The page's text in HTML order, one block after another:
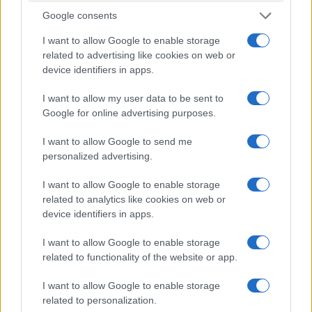
Google consents
I want to allow Google to enable storage
related to advertising like cookies on web or
device identifiers in apps.
I want to allow my user data to be sent to
Google for online advertising purposes.
I want to allow Google to send me
personalized advertising.
I want to allow Google to enable storage
related to analytics like cookies on web or
device identifiers in apps.
I want to allow Google to enable storage
related to functionality of the website or app.
I want to allow Google to enable storage
related to personalization.
Luca Di Donna, avvocato e suo ex collega
implicato in presunte mediazioni e consulenze
d’oro relative alla fornitura di materiale sanitario.
Così come non sarebbe male discutere dei 300
miliardi bruciati dal tuo governo, 120 solo per
l’assurdo superbonus, e poi i 100 milioni di euro
destinati all’app Immuni, gli 1,2 miliardi per
l’acquisto di mascherine anti-Covid i 30 miliardi
rientrano anche il il cashback, il bonus
vacanze, i banchi a rotelle e il bonus
primula… Tutta roba lanciata durante o con la
scusa del Covid. È maleducato chiedere? Sì, ormai
è rozzo, maleducato, il potere ha riconquistato
prerogative sacrali, se un giornalista fa domande